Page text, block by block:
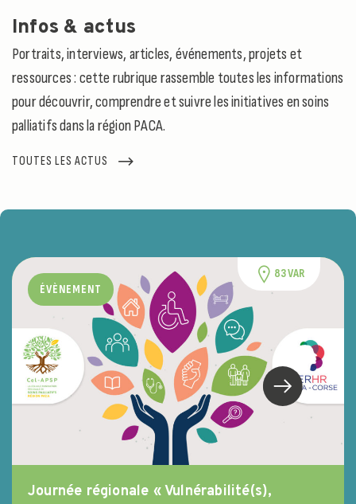
Infos & actus
Portraits, interviews, articles, événements, projets et
ressources : cette rubrique rassemble toutes les informations
pour découvrir, comprendre et suivre les initiatives en soins
palliatifs dans la région PACA.
TOUTES LES ACTUS
ÉVÈNEMENT
83 VAR
Journée régionale « Vulnérabilité(s),